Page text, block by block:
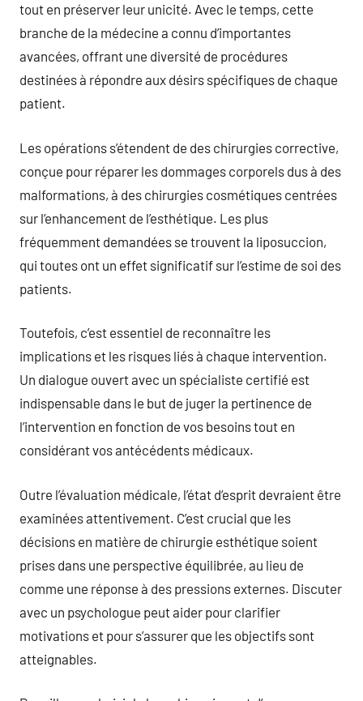
tout en préserver leur unicité. Avec le temps, cette
branche de la médecine a connu d’importantes
avancées, offrant une diversité de procédures
destinées à répondre aux désirs spécifiques de chaque
patient.
Les opérations s’étendent de des chirurgies corrective,
conçue pour réparer les dommages corporels dus à des
malformations, à des chirurgies cosmétiques centrées
sur l’enhancement de l’esthétique. Les plus
fréquemment demandées se trouvent la liposuccion,
qui toutes ont un effet significatif sur l’estime de soi des
patients.
Toutefois, c’est essentiel de reconnaître les
implications et les risques liés à chaque intervention.
Un dialogue ouvert avec un spécialiste certifié est
indispensable dans le but de juger la pertinence de
l’intervention en fonction de vos besoins tout en
considérant vos antécédents médicaux.
Outre l’évaluation médicale, l’état d’esprit devraient être
examinées attentivement. C’est crucial que les
décisions en matière de chirurgie esthétique soient
prises dans une perspective équilibrée, au lieu de
comme une réponse à des pressions externes. Discuter
avec un psychologue peut aider pour clarifier
motivations et pour s’assurer que les objectifs sont
atteignables.